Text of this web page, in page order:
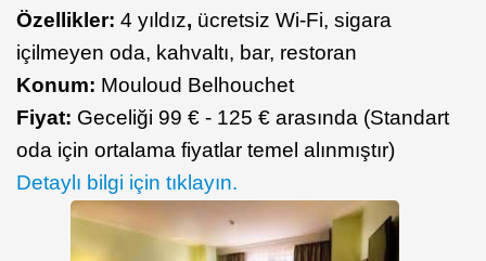
Özellikler: 4 yıldız, ücretsiz Wi-Fi, sigara
içilmeyen oda, kahvaltı, bar, restoran
Konum: Mouloud Belhouchet
Fiyat: Geceliği 99 € - 125 € arasında (Standart
oda için ortalama fiyatlar temel alınmıştır)
Detaylı bilgi için tıklayın.